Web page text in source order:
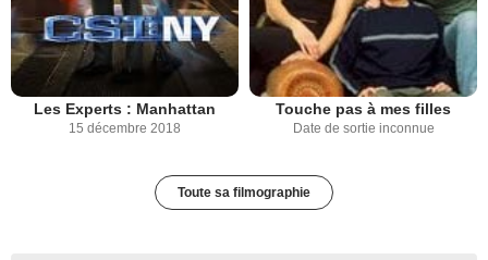
Les Experts : Manhattan
15 décembre 2018
Touche pas à mes filles
Date de sortie inconnue
Toute sa filmographie